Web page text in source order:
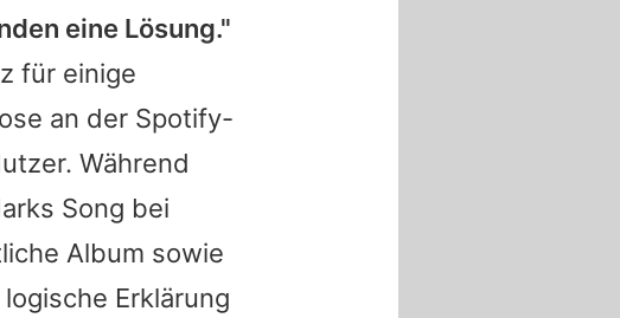
eine Lösung."
für einige
an der Spotify-
Während
Song bei
Album sowie
Erklärung